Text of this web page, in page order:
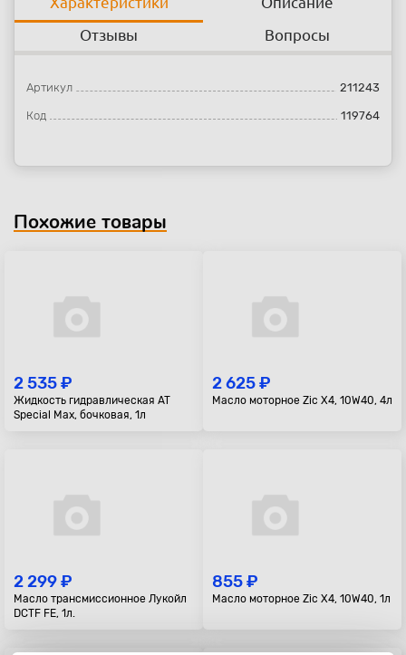
Отзывы
Вопросы
Артикул 211243
Код 119764
Похожие товары
2 535 ₽
Жидкость гидравлическая AT
Special Max, бочковая, 1л
2 625 ₽
Масло моторное Zic X4, 10W40, 4л
2 299 ₽
Масло трансмиссионное Лукойл
DCTF FE, 1л.
855 ₽
Масло моторное Zic X4, 10W40, 1л